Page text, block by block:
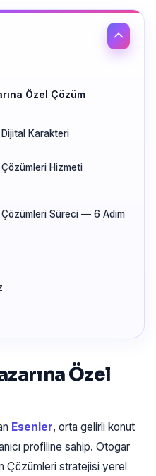
Özel Çözüm
Karakteri
Çözümleri Hizmeti
Çözümleri Süreci — 6 Adım
Özel
Esenler, orta gelirli konut
profiline sahip. Otogar
Çözümleri stratejisi yerel